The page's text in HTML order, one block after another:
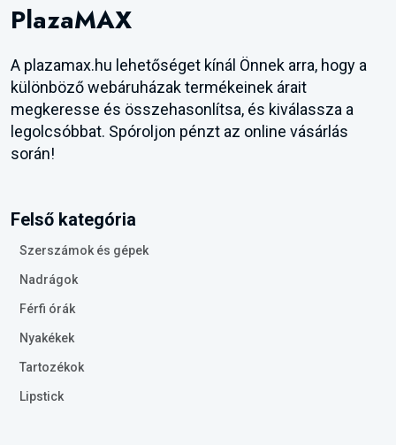
PlazaMAX
A plazamax.hu lehetőséget kínál Önnek arra, hogy a
különböző webáruházak termékeinek árait
megkeresse és összehasonlítsa, és kiválassza a
legolcsóbbat. Spóroljon pénzt az online vásárlás
során!
Felső kategória
Szerszámok és gépek
Nadrágok
Férfi órák
Nyakékek
Tartozékok
Lipstick